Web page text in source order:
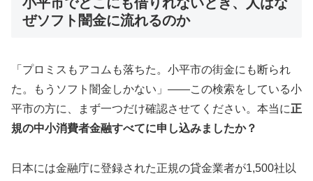
ぜソフト闇金に流れるのか
「プロミスもアコムも落ちた。小平市の街金にも断られ
た。もうソフト闇金しかない」——この検索をしている小
平市の方に、まず一つだけ確認させてください。本当に正
規の中小消費者金融すべてに申し込みましたか？
日本には金融庁に登録された正規の貸金業者が1,500社以